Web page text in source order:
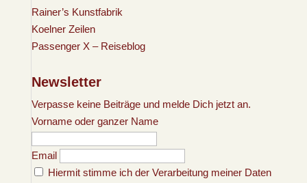
Rainer’s Kunstfabrik
Koelner Zeilen
Passenger X – Reiseblog
Newsletter
Verpasse keine Beiträge und melde Dich jetzt an.
Vorname oder ganzer Name
Email
Hiermit stimme ich der Verarbeitung meiner Daten